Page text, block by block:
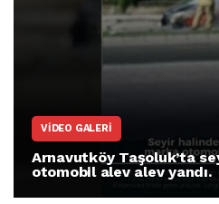
VIDEO GALERI
Arnavutköy Taşoluk’ta
otomobil alev alev yandı.